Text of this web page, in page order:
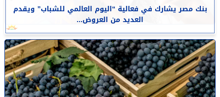
بنك مصر يشارك في فعالية “اليوم العالمي للشباب” ويقدم
العديد من العروض...